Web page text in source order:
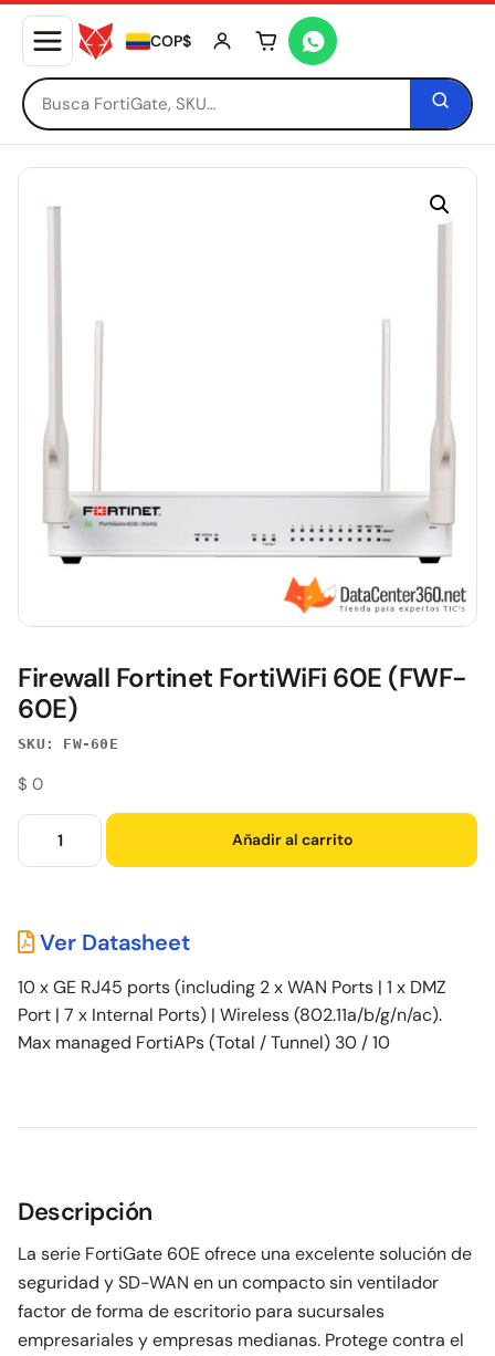
COP$ Tu carrito está vacío
Firewall Fortinet FortiWiFi 60E (FWF-
60E)
SKU: FW-60E
$ 0
Añadir al carrito
Ver Datasheet
10 x GE RJ45 ports (including 2 x WAN Ports | 1 x DMZ
Port | 7 x Internal Ports) | Wireless (802.11a/b/g/n/ac).
Max managed FortiAPs (Total / Tunnel) 30 / 10
Descripción
La serie FortiGate 60E ofrece una excelente solución de
seguridad y SD-WAN en un compacto sin ventilador
factor de forma de escritorio para sucursales
empresariales y empresas medianas. Protege contra el